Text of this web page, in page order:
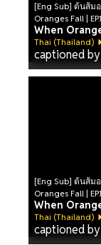
[Eng Sub] ต้นส้ม
Oranges Fall |
When
Thai (Thailand)
captioned by
[Eng Sub] ต้นส้ม
Oranges Fall |
When
Thai (Thailand)
captioned by